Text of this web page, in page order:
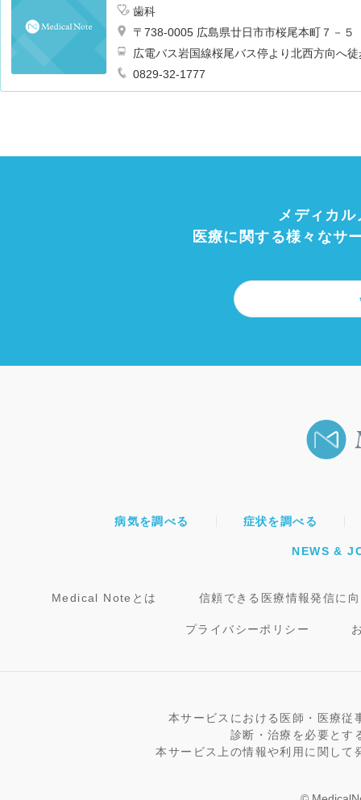
歯科
〒738-0005 広島県廿日市市桜尾本町７－５
広電バス岩国線桜尾バス停より北西方向へ
0829-32-1777
メディカ
医療に関する様々なサ
病気を調べる 症状を調べる
NEWS &
Medical Noteとは 信頼できる医療情報発信に
プライバシーポリシー
本サービスにおける医師・医療従
診断・治療を必要とす
本サービス上の情報や利用に関し